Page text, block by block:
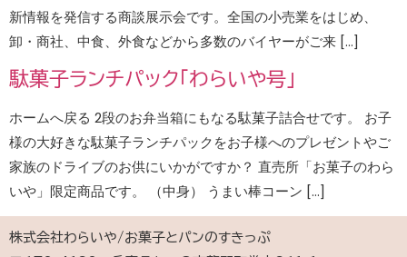
新情報を発信する商談展示会です。全国の小売業をはじめ、
卸・商社、中食、外食などから多数のバイヤーがご来 […]
駄菓子ランチパック「わらいや号」
ホームへ戻る 2段のお弁当箱にもなる駄菓子詰合せです。 お子
様の大好きな駄菓子ランチパックをお子様へのプレゼントやご
家族のドライブのお供にいかがですか？ 直売所「お菓子のわら
いや」限定商品です。 （中身） うまい棒コーン […]
株式会社わらいや/お菓子とパンのすきっぷ